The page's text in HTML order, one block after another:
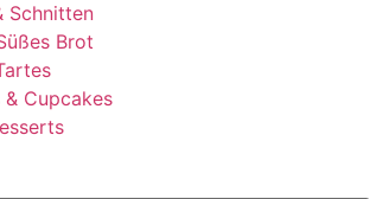
Schnitten
Brot
Cupcakes